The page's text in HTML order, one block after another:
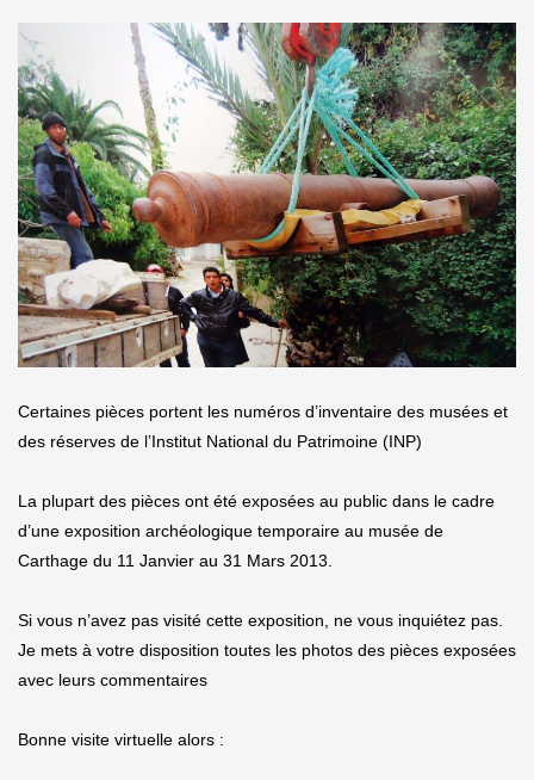
Certaines pièces portent les numéros d’inventaire des musées et
des réserves de l’Institut National du Patrimoine (INP)
La plupart des pièces ont été exposées au public dans le cadre
d’une exposition archéologique temporaire au musée de
Carthage du 11 Janvier au 31 Mars 2013.
Si vous n’avez pas visité cette exposition, ne vous inquiétez pas.
Je mets à votre disposition toutes les photos des pièces exposées
avec leurs commentaires
Bonne visite virtuelle alors :